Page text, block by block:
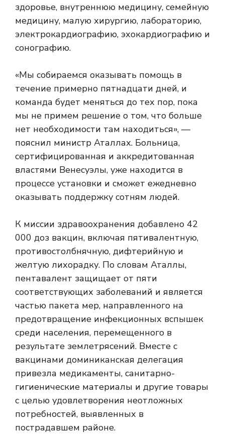
здоровье, внутреннюю медицину, семейную
медицину, малую хирургию, лабораторию,
электрокардиографию, эхокардиографию и
сонографию.
«Мы собираемся оказывать помощь в
течение примерно пятнадцати дней, и
команда будет меняться до тех пор, пока
мы не примем решение о том, что больше
нет необходимости там находиться», —
пояснил министр Аталлах. Больница,
сертифицированная и аккредитованная
властями Венесуэлы, уже находится в
процессе установки и сможет ежедневно
оказывать поддержку сотням людей.
К миссии здравоохранения добавлено 42
000 доз вакцин, включая пятивалентную,
противостолбнячную, дифтерийную и
желтую лихорадку. По словам Аталлы,
пентавалент защищает от пяти
соответствующих заболеваний и является
частью пакета мер, направленного на
предотвращение инфекционных вспышек
среди населения, перемещенного в
результате землетрясений. Вместе с
вакцинами доминиканская делегация
привезла медикаменты, санитарно-
гигиенические материалы и другие товары
с целью удовлетворения неотложных
потребностей, выявленных в
пострадавшем районе.